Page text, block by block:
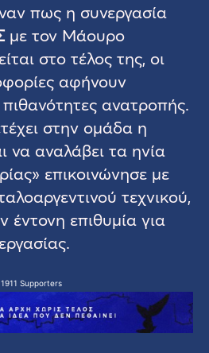
πως η συνεργασία
με τον Μάουρο
στο τέλος της, οι
αφήνουν
πιθανότητες ανατροπής.
στην ομάδα η
να αναλάβει τα ηνία
επικοινώνησε με
τεχνικού,
έντονη επιθυμία για
1911 Supporters